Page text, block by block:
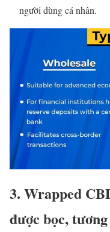
người dùng cá nhân.
3. Wrapped
được bọc,